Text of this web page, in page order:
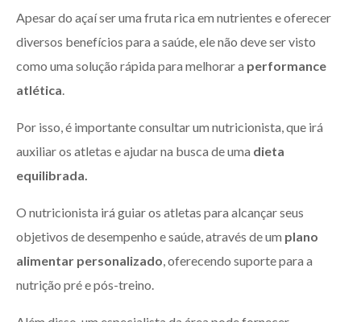
Apesar do açaí ser uma fruta rica em nutrientes e oferecer
diversos benefícios para a saúde, ele não deve ser visto
como uma solução rápida para melhorar a performance
atlética.
Por isso, é importante consultar um nutricionista, que irá
auxiliar os atletas e ajudar na busca de uma dieta
equilibrada.
O nutricionista irá guiar os atletas para alcançar seus
objetivos de desempenho e saúde, através de um plano
alimentar personalizado, oferecendo suporte para a
nutrição pré e pós-treino.